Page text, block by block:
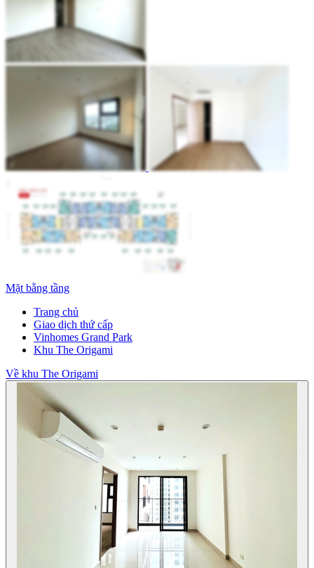
Mặt bằng tầng
Trang chủ
Giao dịch thứ cấp
Vinhomes Grand Park
Khu The Origami
Về khu The Origami